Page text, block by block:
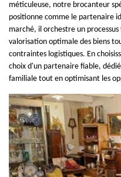
méticuleuse, notre brocanteur
positionne comme le partenaire
marché, il orchestre un
valorisation optimale des biens
contraintes logistiques. En
choix d'un partenaire fiable,
familiale tout en optimisant les